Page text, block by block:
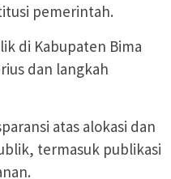
pemerintah.
di Kabupaten Bima
dan langkah
atas alokasi dan
termasuk publikasi